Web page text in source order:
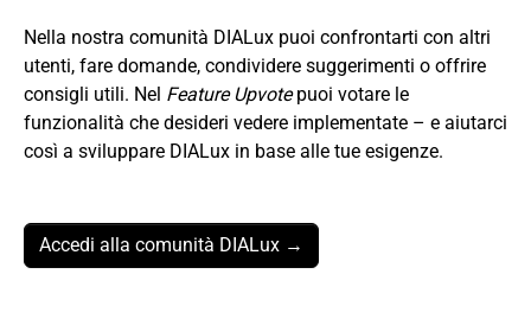
Nella nostra comunità DIALux puoi confrontarti con altri
utenti, fare domande, condividere suggerimenti o offrire
consigli utili. Nel Feature Upvotepuoi votare le
funzionalità che desideri vedere implementate – e aiutarci
così a sviluppare DIALux in base alle tue esigenze.
Accedi alla comunità DIALux →